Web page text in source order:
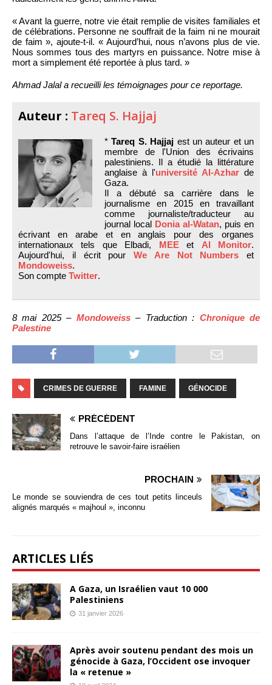
« Avant la guerre, notre vie était remplie de visites familiales et
de célébrations. Personne ne souffrait de la faim ni ne mourait
de faim », ajoute-t-il. « Aujourd’hui, nous n’avons plus de vie.
Nous sommes tous des martyrs en puissance. Notre mise à
mort a simplement été reportée à plus tard. »
Ahmad Jalal a recueilli les témoignages pour ce reportage.
Auteur : Tareq S. Hajjaj
*Tareq S. Hajjaj est un auteur et un
membre de l'Union des écrivains
palestiniens. Il a étudié la littérature
anglaise à l'université Al-Azhar de
Gaza.
Il a débuté sa carrière dans le
journalisme en 2015 en travaillant
comme journaliste/traducteur au
journal local Donia al-Watan, puis en
écrivant en arabe et en anglais pour des organes
internationaux tels que Elbadi, MEEet Al Monitor.
Aujourd'hui, il écrit pour We Are Not Numbers et
Mondoweiss.
Son compte Twitter.
8 mai 2025 – Mondoweiss– Traduction : Chronique de
Palestine
CRIMES DE GUERRE FAMINE GÉNOCIDE
PRÉCÉDENT
Dans l’attaque de l’Inde contre le Pakistan, on
retrouve le savoir-faire israélien
PROCHAIN
Le monde se souviendra de ces tout petits linceuls
alignés marqués « majhoul », inconnu
ARTICLES LIÉS
A Gaza, un Israélien vaut 10 000
Palestiniens
31 janvier 2026
Après avoir soutenu pendant des mois un
génocide à Gaza, l’Occident ose invoquer
la « retenue »